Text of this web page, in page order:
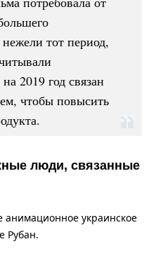
тот период,
2019 год связан
чтобы повысить
люди, связанные
анимационное украинское
Рубан.